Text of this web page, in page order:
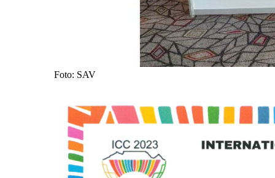
Foto: SAV